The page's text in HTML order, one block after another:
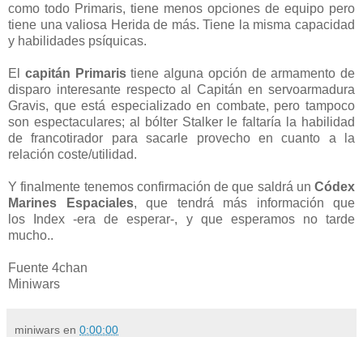
como todo Primaris, tiene menos opciones de equipo pero
tiene una valiosa Herida de más. Tiene la misma capacidad
y habilidades psíquicas.
El capitán Primaristiene alguna opción de armamento de
disparo interesante respecto al Capitán en servoarmadura
Gravis, que está especializado en combate, pero tampoco
son espectaculares; al bólter Stalker le faltaría la habilidad
de francotirador para sacarle provecho en cuanto a la
relación coste/utilidad.
Y finalmente tenemos confirmación de que saldrá un Códex
Marines Espaciales, que tendrá más información
que
los Index -era de esperar-, y que esperamos no tarde
mucho..
Fuente 4chan
Miniwars
miniwars en 0:00:00